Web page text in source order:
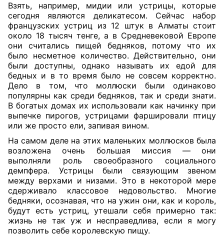
Взять, например, мидии или устрицы, которые
сегодня являются деликатесом. Сейчас набор
французских устриц из 12 штук в Алматы стоит
около 18 тысяч тенге, а в Средневековой Европе
они считались пищей бедняков, потому что их
было несметное количество. Действительно, они
были доступны, однако называть их едой для
бедных и в то время было не совсем корректно.
Дело в том, что моллюски были одинаково
популярны как среди бедняков, так и среди знати.
В богатых домах их использовали как начинку при
выпечке пирогов, устрицами фаршировали птицу
или же просто ели, запивая вином.
На самом деле на этих маленьких моллюсков была
возложена очень большая миссия — они
выполняли роль своеобразного социального
демпфера. Устрицы были связующим звеном
между верхами и низами. Это в некоторой мере
сдерживало классовое недовольство. Многие
бедняки, осознавая, что на ужин они, как и король,
будут есть устриц, утешали себя примерно так:
жизнь не так уж и несправедлива, если я могу
позволить себе королевскую пищу.